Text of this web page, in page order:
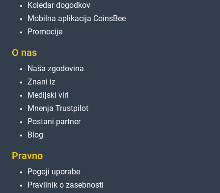
Koledar dogodkov
Mobilna aplikacija CoinsBee
Promocije
O nas
Naša zgodovina
Znani iz
Medijski viri
Mnenja Trustpilot
Postani partner
Blog
Pravno
Pogoji uporabe
Pravilnik o zasebnosti